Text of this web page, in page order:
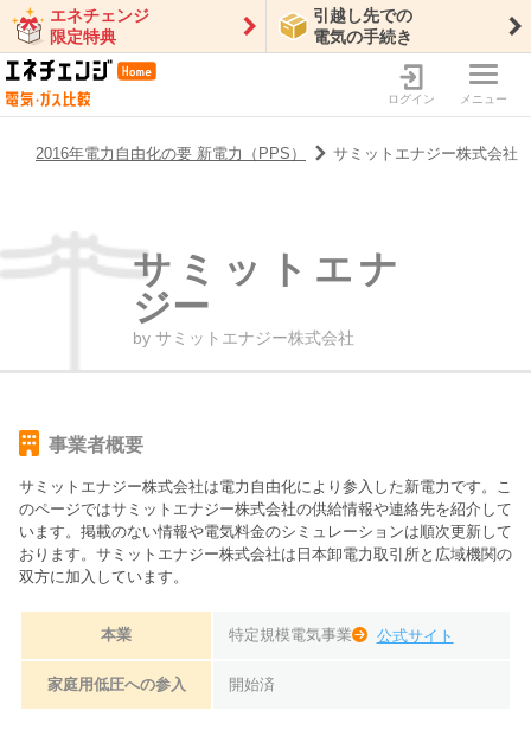
エネチェンジ
限定特典
引越し先での
電気の手続き
ログイン メニュー
2016年電力自由化の要 新電力（PPS） サミットエナジー株式会社
サミットエナ
ジー
by サミットエナジー株式会社
事業者概要
サミットエナジー株式会社は電力自由化により参入した新電力です。こ
のページではサミットエナジー株式会社の供給情報や連絡先を紹介して
います。掲載のない情報や電気料金のシミュレーションは順次更新して
おります。 サミットエナジー株式会社は日本卸電力取引所と広域機関の
双方に加入しています。
本業 特定規模電気事業 公式サイト
家庭用低圧への参入 開始済